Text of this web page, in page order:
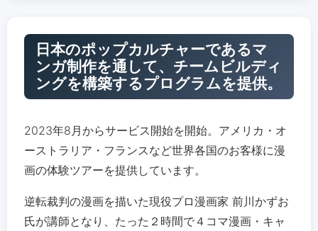
日本のポップカルチャーであるマ
ンガ制作を通して、チームビルディ
ングを構築するプログラムを提供。
2023年8⽉からサービス開始を開始。アメリカ・オ
ーストラリア・フランスなど世界各国のお客様に漫
画の体験ツアーを提供しています。
逆転裁判の漫画を描いた現役プロ漫画家 前川かずお
⽒が講師となり、たった２時間で４コマ漫画・キャ